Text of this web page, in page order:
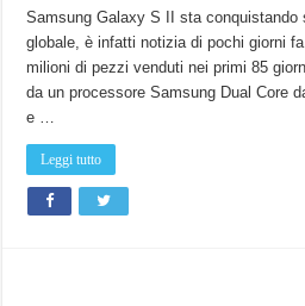
Samsung Galaxy S II sta conquistando
globale, è infatti notizia di pochi giorni
milioni di pezzi venduti nei primi 85
da un processore Samsung Dual Core
e …
Leggi tutto